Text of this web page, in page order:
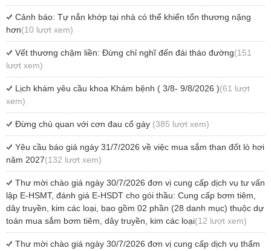
Cảnh báo: Tự nắn khớp tại nhà có thể khiến tổn thương nặng
hơn(10 lượt xem)
Vết thương chậm liền: Đừng chỉ nghĩ đến đái tháo đường(151
lượt xem)
Lịch khám yêu cầu khoa Khám bệnh ( 3/8- 9/8/2026 )(61 lượt
xem)
Đừng chủ quan với cơn đau cổ gáy (385 lượt xem)
Yêu cầu báo giá ngày 31/7/2026 về việc mua sắm than đốt lò hơi
năm 2027(132 lượt xem)
Thư mời chào giá ngày 30/7/2026 đơn vị cung cấp dịch vụ tư vấn
lập E-HSMT, đánh giá E-HSDT cho gói thầu: Cung cấp bơm tiêm,
dây truyền, kim các loại, bao gồm 02 phần (28 danh mục) thuộc dự
toán mua sắm bơm tiêm, dây truyền, kim các loại(12 lượt xem)
Thư mời chào giá ngày 30/7/2026 đơn vị cung cấp dịch vụ thẩm